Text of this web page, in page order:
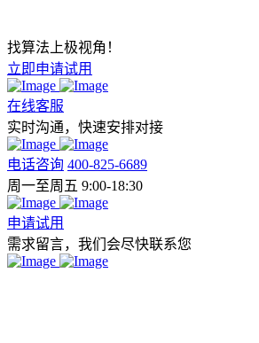
找算法上极视角！
立即申请试用
在线客服
实时沟通，快速安排对接
电话咨询 400-825-6689
周一至周五 9:00-18:30
申请试用
需求留言，我们会尽快联系您